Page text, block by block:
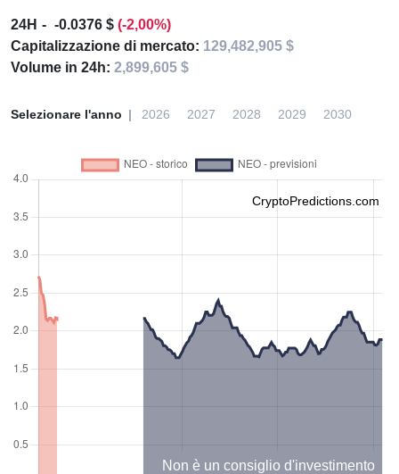
24H -0.0376 $ (-2,00%)
Capitalizzazione di mercato: 129,482,905 $
Volume in 24h: 2,899,605 $
Selezionare l'anno 2026 2027 2028 2029 2030
CryptoPredictions.com
Non è un consiglio d'investimento